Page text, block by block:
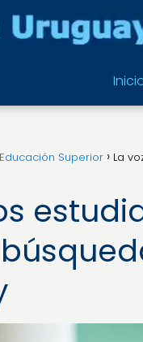
Superior
La